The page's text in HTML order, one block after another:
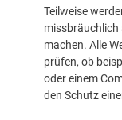
dass
Teilweise
missbräuchlich
machen. Alle
prüfen, ob
oder einem
den Schutz